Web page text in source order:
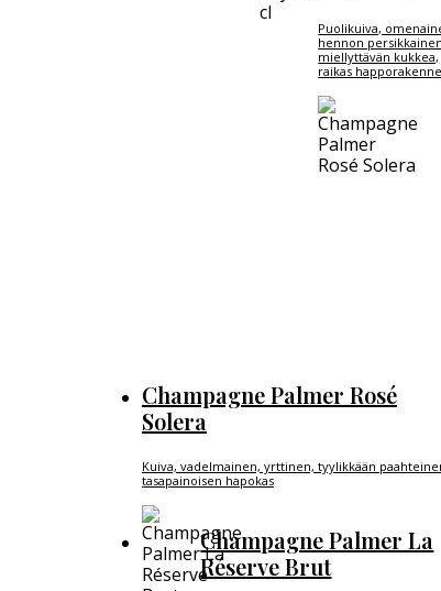
Puolikuiva,
hennon
miellyttävän kukkea,
raikas happorakenne
Champagne Palmer Rosé
Solera
Kuiva, vadelmainen, yrttinen, tyylikkään
tasapainoisen hapokas
Champagne Palmer La
Réserve Brut